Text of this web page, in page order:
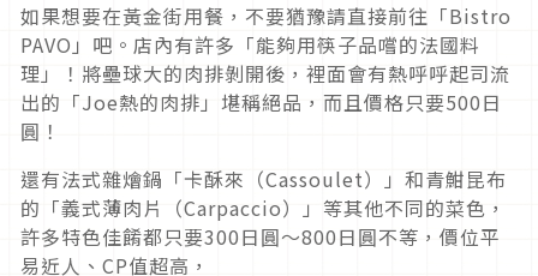
如果想要在黃金街用餐，不要猶豫請直接前往「Bistro
PAVO」吧。店內有許多「能夠用筷子品嚐的法國料
理」！將壘球大的肉排剝開後，裡面會有熱呼呼起司流
出的「Joe熱的肉排」堪稱絕品，而且價格只要500日
圓！
還有法式雜燴鍋「卡酥來（Cassoulet）」和青魽昆布
的「義式薄肉片（Carpaccio）」等其他不同的菜色，
許多特色佳餚都只要300日圓～800日圓不等，價位平
易近人、CP值超高，